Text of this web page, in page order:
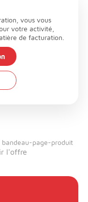
vous vous
votre activité,
de facturation.
l'offre